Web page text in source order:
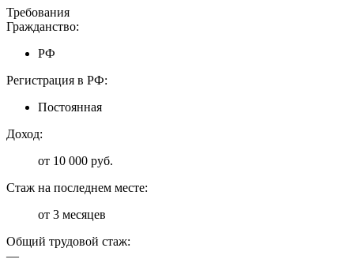
Требования
Гражданство:
РФ
Регистрация в РФ:
Постоянная
Доход:
от 10 000 руб.
Стаж на последнем месте:
от 3 месяцев
Общий трудовой стаж:
—